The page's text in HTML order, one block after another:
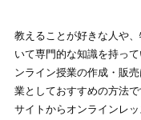
教えることが好きな人や
いて専門的な知識を持っ
ンライン授業の作成・販
業としておすすめの方法
サイトからオンラインレ